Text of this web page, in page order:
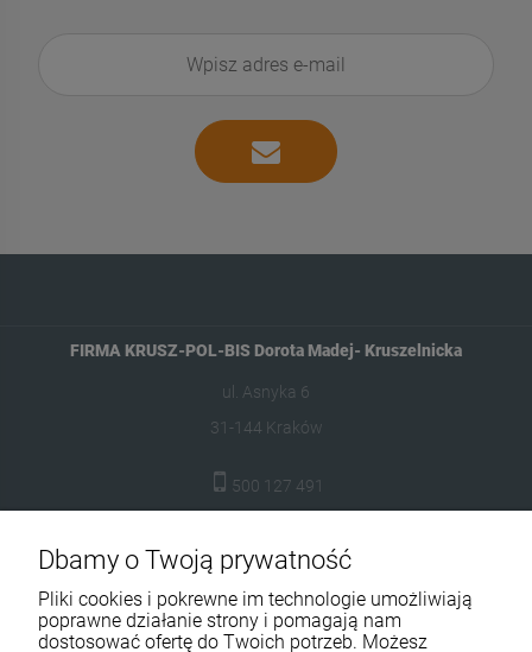
FIRMA KRUSZ-POL-BIS Dorota Madej- Kruszelnicka
ul. Asnyka 6
31-144 Kraków
500 127 491
Moje konto
Dostawa i płatność
Dbamy o Twoją prywatność
Pliki cookies i pokrewne im technologie umożliwiają
poprawne działanie strony i pomagają nam
dostosować ofertę do Twoich potrzeb. Możesz